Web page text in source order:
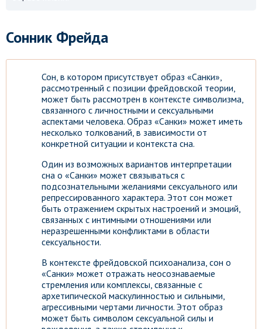
Сонник Фрейда
Сон, в котором присутствует образ «Санки»,
рассмотренный с позиции фрейдовской теории,
может быть рассмотрен в контексте символизма,
связанного с личностными и сексуальными
аспектами человека. Образ «Санки» может иметь
несколько толкований, в зависимости от
конкретной ситуации и контекста сна.
Один из возможных вариантов интерпретации
сна о «Санки» может связываться с
подсознательными желаниями сексуального или
репрессированного характера. Этот сон может
быть отражением скрытых настроений и эмоций,
связанных с интимными отношениями или
неразрешенными конфликтами в области
сексуальности.
В контексте фрейдовской психоанализа, сон о
«Санки» может отражать неосознаваемые
стремления или комплексы, связанные с
архетипической маскулинностью и сильными,
агрессивными чертами личности. Этот образ
может быть символом сексуальной силы и